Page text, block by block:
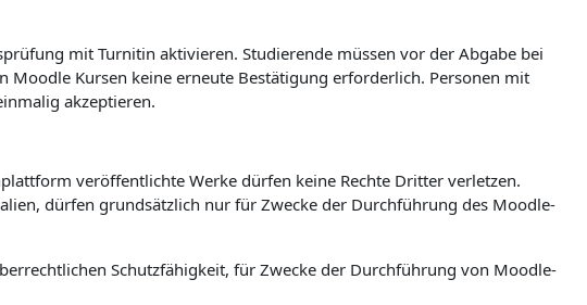
mit Turnitin aktivieren. Studierende müssen vor der Abgabe bei
Moodle Kursen keine erneute Bestätigung erforderlich. Personen mit
akzeptieren.
veröffentlichte Werke dürfen keine Rechte Dritter verletzen.
dürfen grundsätzlich nur für Zwecke der Durchführung des Moodle-
Schutzfähigkeit, für Zwecke der Durchführung von Moodle-